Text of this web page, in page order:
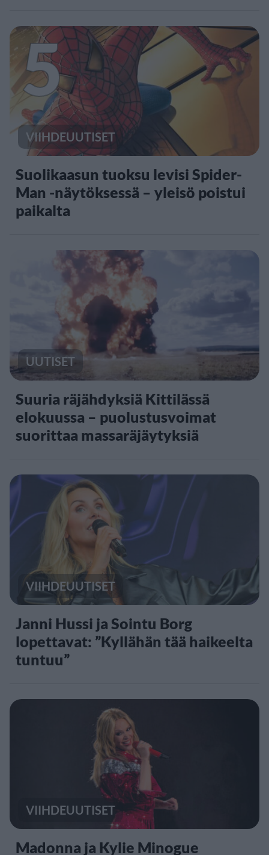
5
VIIHDEUUTISET
Suolikaasun tuoksu levisi Spider-
Man -näytöksessä – yleisö poistui
paikalta
UUTISET
Suuria räjähdyksiä Kittilässä
elokuussa – puolustusvoimat
suorittaa massaräjäytyksiä
VIIHDEUUTISET
Janni Hussi ja Sointu Borg
lopettavat: ”Kyllähän tää haikeelta
tuntuu”
VIIHDEUUTISET
Madonna ja Kylie Minogue